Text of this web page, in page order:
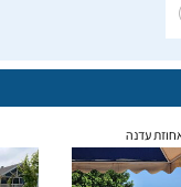
)
עדנה